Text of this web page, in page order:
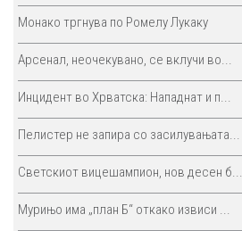
Монако тргнува по Ромелу Лукаку
Арсенал, неочекувано, се вклучи во...
Инцидент во Хрватска: Нападнат и п...
Пелистер не запира со засилувањата...
Светскиот вицешампион, нов десен б...
Мурињо има „план Б“ откако извиси ...